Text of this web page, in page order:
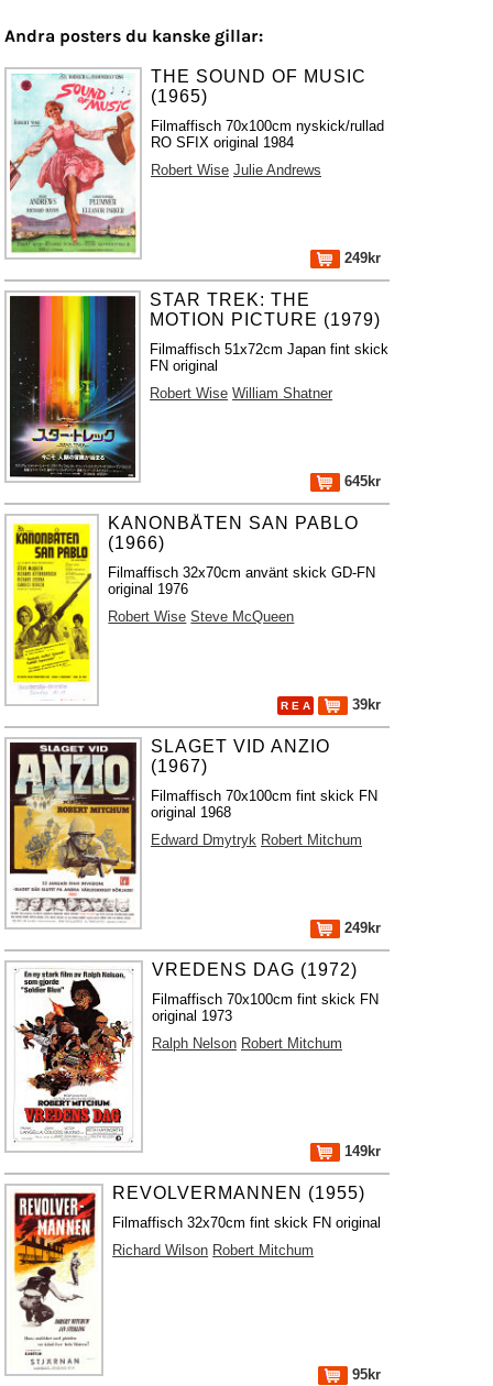
Andra posters du kanske gillar:
THE SOUND OF MUSIC
(1965)
Filmaffisch 70x100cm nyskick/rullad
RO SFIX original 1984
Robert Wise Julie Andrews
249kr
STAR TREK: THE
MOTION PICTURE (1979)
Filmaffisch 51x72cm Japan fint skick
FN original
Robert Wise William Shatner
645kr
KANONBÅTEN SAN PABLO
(1966)
Filmaffisch 32x70cm använt skick GD-FN
original 1976
Robert Wise Steve McQueen
R E A 39kr
SLAGET VID ANZIO
(1967)
Filmaffisch 70x100cm fint skick FN
original 1968
Edward Dmytryk Robert Mitchum
249kr
VREDENS DAG (1972)
Filmaffisch 70x100cm fint skick FN
original 1973
Ralph Nelson Robert Mitchum
149kr
REVOLVERMANNEN (1955)
Filmaffisch 32x70cm fint skick FN original
Richard Wilson Robert Mitchum
95kr